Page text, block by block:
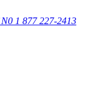
1 877 227-2413